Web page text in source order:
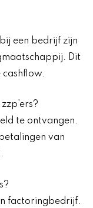
een bedrijf zijn
Dit
te ontvangen.
van
factoringbedrijf.